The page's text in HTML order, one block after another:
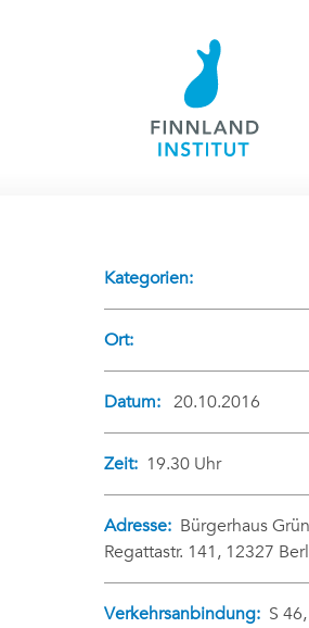
Kategorien:
Ort:
Datum: 20.10.2016
Zeit: 19.30 Uhr
Adresse: Bürgerhaus
Regattastr. 141, 12327
Verkehrsanbindung: S